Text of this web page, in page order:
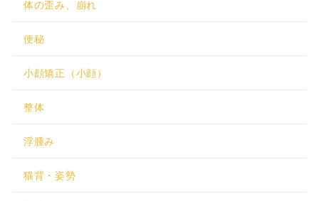
体の歪み、崩れ
便秘
小顔矯正（小顔）
整体
浮腫み
猫背・姿勢